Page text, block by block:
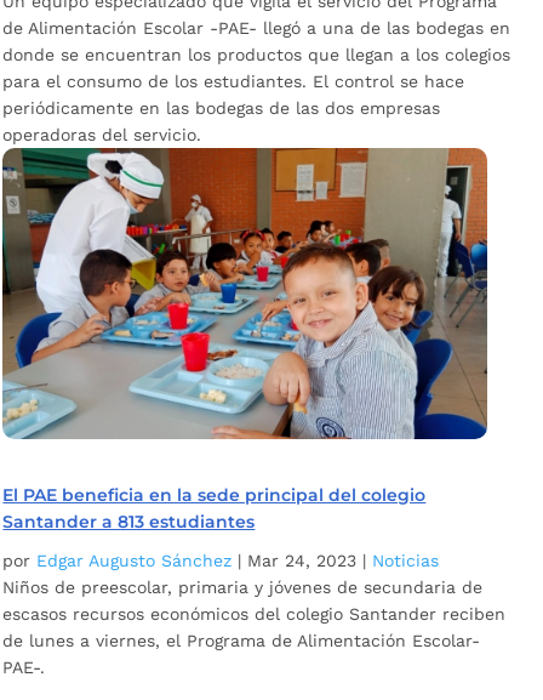
de Alimentación Escolar -PAE- llegó a una de las bodegas en
donde se encuentran los productos que llegan a los colegios
para el consumo de los estudiantes. El control se hace
periódicamente en las bodegas de las dos empresas
operadoras del servicio.
El PAE beneficia en la sede principal del colegio
Santander a 813 estudiantes
por Edgar Augusto Sánchez | Mar 24, 2023 | Noticias
Niños de preescolar, primaria y jóvenes de secundaria de
escasos recursos económicos del colegio Santander reciben
de lunes a viernes, el Programa de Alimentación Escolar-
PAE-.